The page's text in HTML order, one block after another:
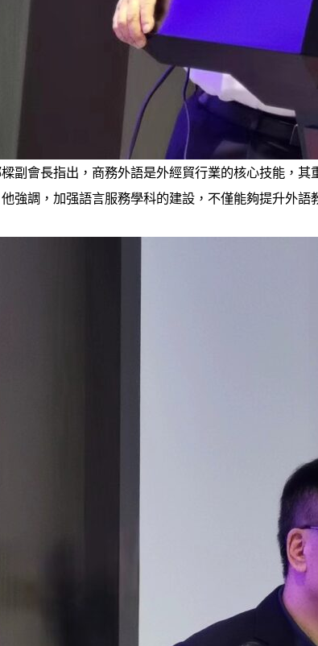
副會長指出，商務外語是外經貿行業的核心技能，
強調，加强語言服務學科的建設，不僅能夠提升外